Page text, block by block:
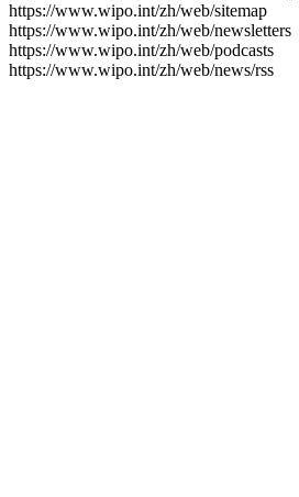
https://www.wipo.int/zh/web/sitemap
https://www.wipo.int/zh/web/newsletters
https://www.wipo.int/zh/web/podcasts
https://www.wipo.int/zh/web/news/rss